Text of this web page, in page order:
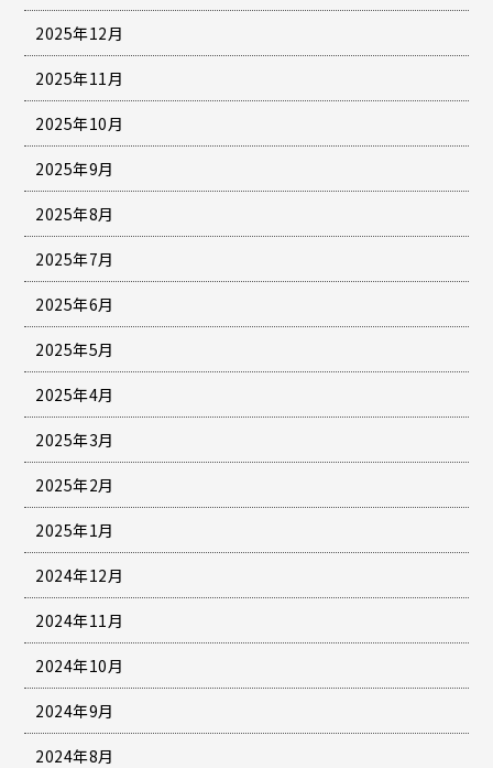
2025年12月
2025年11月
2025年10月
2025年9月
2025年8月
2025年7月
2025年6月
2025年5月
2025年4月
2025年3月
2025年2月
2025年1月
2024年12月
2024年11月
2024年10月
2024年9月
2024年8月